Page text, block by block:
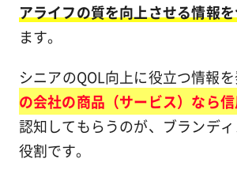
アライフの質を向上させる情報
ます。
シニアのQOL向上に役立つ情報を
の会社の商品（サービス）なら
認知してもらうのが、ブランデ
役割です。